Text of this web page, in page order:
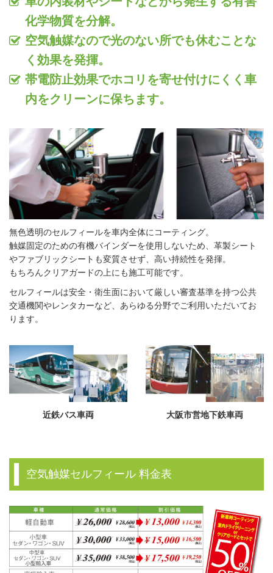
化学物質を分解。
空気触媒なので光のない所でも休むことな
く効果を発揮。
帯電防止効果でホコリを寄せ付けにくく車
内をクリーンに保ちます。
無色透明のセルフィールを車内全体にコーティング。
触媒固定のための有機バインダーを使用しないため、革製シート
やファブリックシートも変質させず、高い持続性を発揮。
もちろんクリアガードの上にも施工可能です。
セルフィールは安全・衛生面において厳しい審査基準を持つ公共
交通機関やレンタカーなど、あらゆる分野でご利用いただいてお
ります。
近鉄バス車両 大阪市営地下鉄車両
空気触媒セルフィール 料金表